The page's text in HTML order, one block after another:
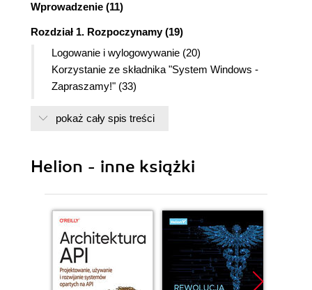
Wprowadzenie (11)
Rozdział 1. Rozpoczynamy (19)
Logowanie i wylogowywanie (20)
Korzystanie ze składnika "System Windows -
Zapraszamy!" (33)
Mysz (38)
Paski narzędzi (50)
Okna dialogowe (62)
Właściwości (64)
Przenoszenie danych (66)
Rozdział 2. Pulpit (73)
pokaż cały spis treści
Helion - inne książki